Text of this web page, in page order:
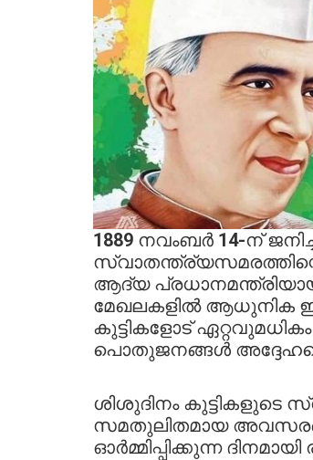
1889 നവംബർ 14-ന്
ആദ്യ
മേഖലകളിൽ ആധുനിക
കുട്ടികളോട്
പൊതുജനങ്ങൾ
ശിശുദിനം കുട്ടികളുടെ
സമതുലിതമായ
ഓർമ്മിപ്പിക്കുന്ന